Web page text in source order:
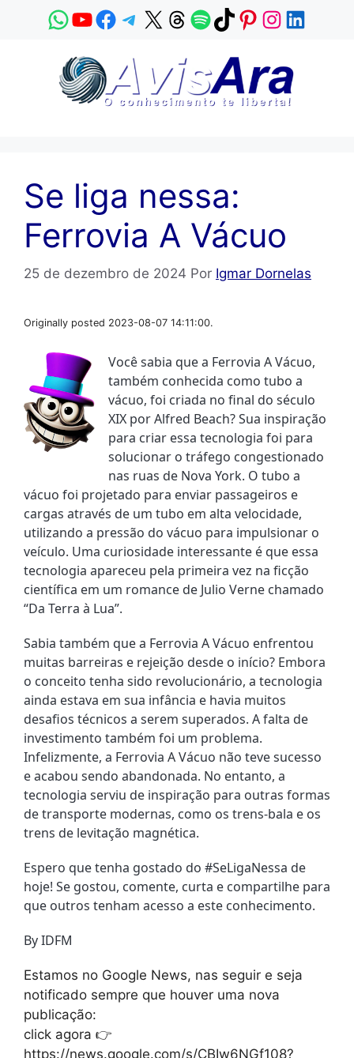
WhatsApp
YouTube
Facebook
Telegram
X Threads
Spotify
TikTok
Pinterest
Instagram
Se liga nessa:
Ferrovia A Vácuo
25 de dezembro de 2024 Por Igmar Dornelas
Originally posted 2023-08-07 14:11:00.
Você sabia que a Ferrovia A Vácuo,
também conhecida como tubo a
vácuo, foi criada no final do século
XIX por Alfred Beach? Sua inspiração
para criar essa tecnologia foi para
solucionar o tráfego congestionado
nas ruas de Nova York. O tubo a
vácuo foi projetado para enviar passageiros e
cargas através de um tubo em alta velocidade,
utilizando a pressão do vácuo para impulsionar o
veículo. Uma curiosidade interessante é que essa
tecnologia apareceu pela primeira vez na ficção
científica em um romance de Julio Verne chamado
“Da Terra à Lua”.
Sabia também que a Ferrovia A Vácuo enfrentou
muitas barreiras e rejeição desde o início? Embora
o conceito tenha sido revolucionário, a tecnologia
ainda estava em sua infância e havia muitos
desafios técnicos a serem superados. A falta de
investimento também foi um problema.
Infelizmente, a Ferrovia A Vácuo não teve sucesso
e acabou sendo abandonada. No entanto, a
tecnologia serviu de inspiração para outras formas
de transporte modernas, como os trens-bala e os
trens de levitação magnética.
Espero que tenha gostado do #SeLigaNessa de
hoje! Se gostou, comente, curta e compartilhe para
que outros tenham acesso a este conhecimento.
By IDFM
Estamos no Google News, nas seguir e seja
notificado sempre que houver uma nova
publicação:
click agora 👉
https://news.google.com/s/CBIw6NGf108?